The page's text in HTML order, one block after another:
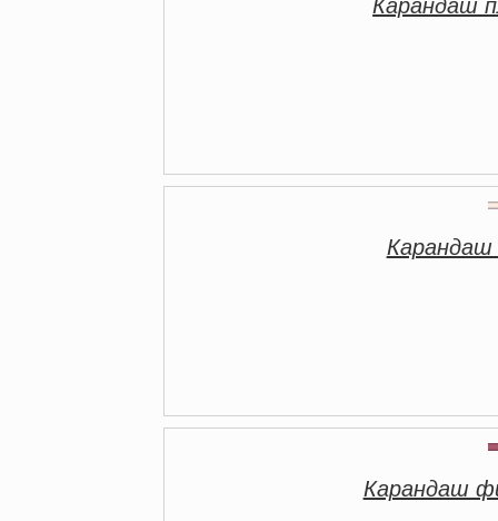
Карандаш
Карандаш